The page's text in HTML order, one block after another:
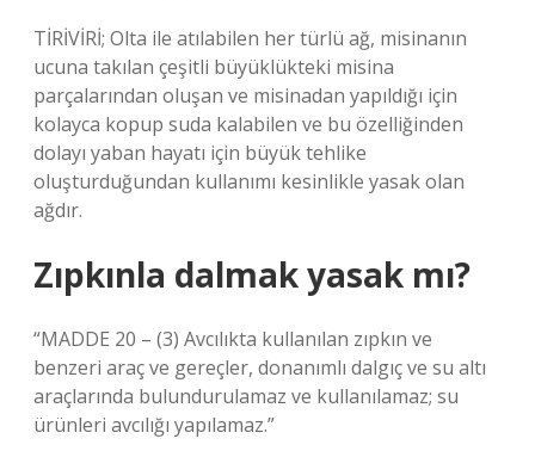
TİRİVİRİ; Olta ile atılabilen her türlü ağ, misinanın
ucuna takılan çeşitli büyüklükteki misina
parçalarından oluşan ve misinadan yapıldığı için
kolayca kopup suda kalabilen ve bu özelliğinden
dolayı yaban hayatı için büyük tehlike
oluşturduğundan kullanımı kesinlikle yasak olan
ağdır.
Zıpkınla dalmak yasak mı?
“MADDE 20 – (3) Avcılıkta kullanılan zıpkın ve
benzeri araç ve gereçler, donanımlı dalgıç ve su altı
araçlarında bulundurulamaz ve kullanılamaz; su
ürünleri avcılığı yapılamaz.”